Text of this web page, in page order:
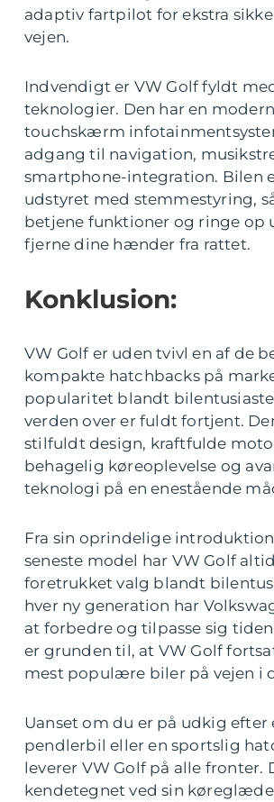
adaptiv fartpilot for ekstra
vejen.
Indvendigt er VW Golf fyldt
teknologier. Den har en
touchskærm
adgang til navigation,
smartphone-integration. Bilen
udstyret med stemmestyring,
betjene funktioner og ringe op
fjerne dine hænder fra rattet.
Konklusion:
VW Golf er uden tvivl en af de
kompakte hatchbacks på
popularitet blandt
verden over er fuldt fortjent.
stilfuldt design, kraftfulde
behagelig køreoplevelse og
teknologi på en enestående
Fra sin oprindelige
seneste model har VW Golf
foretrukket valg blandt
hver ny generation har
at forbedre og tilpasse sig
er grunden til, at VW Golf
mest populære biler på vejen i
Uanset om du er på udkig efter
pendlerbil eller en sportslig
leverer VW Golf på alle fronter.
kendetegnet ved sin